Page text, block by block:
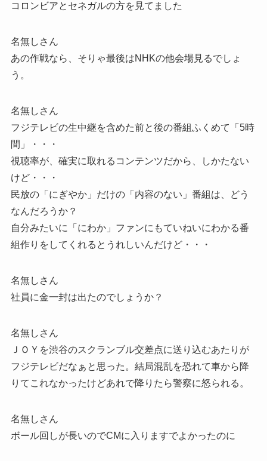
コロンビアとセネガルの方を見てました
名無しさん
あの作戦なら、そりゃ最後はNHKの他会場見るでしょ
う。
名無しさん
フジテレビの生中継を含めた前と後の番組ふくめて「5時
間」・・・
視聴率が、確実に取れるコンテンツだから、しかたない
けど・・・
民放の「にぎやか」だけの「内容のない」番組は、どう
なんだろうか？
自分みたいに「にわか」ファンにもていねいにわかる番
組作りをしてくれるとうれしいんだけど・・・
名無しさん
社員に金一封は出たのでしょうか？
名無しさん
ＪＯＹを渋谷のスクランブル交差点に送り込むあたりが
フジテレビだなぁと思った。結局混乱を恐れて車から降
りてこれなかったけどあれで降りたら警察に怒られる。
名無しさん
ボール回しが長いのでCMに入りますでよかったのに